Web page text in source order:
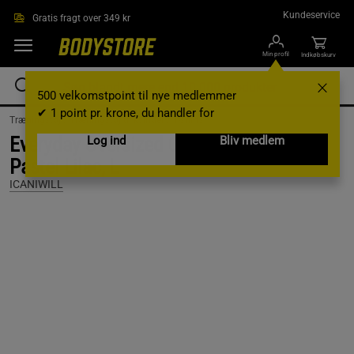
Gratis fragt over 349 kr Kundeservice
Min profil
500 velkomstpoint til nye medlemmer
✔ 1 point pr. krone, du handler for
Log ind
Bliv medlem
Indkøbskurv
Træningstøj /Træningstøj til kvinder / T-shirts
Everyday Oversized Cotton T-shirt Print,
Pastel Lilac, L
ICANIWILL